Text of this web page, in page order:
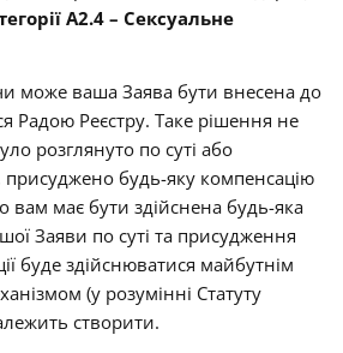
А2.4 – Сексуальне
може ваша Заява бути внесена до
Радою Реєстру. Таке рішення не
розглянуто по суті або
присуджено будь-яку компенсацію
вам має бути здійснена будь-яка
Заяви по суті та присудження
буде здійснюватися майбутнім
(у розумінні Статуту
створити.